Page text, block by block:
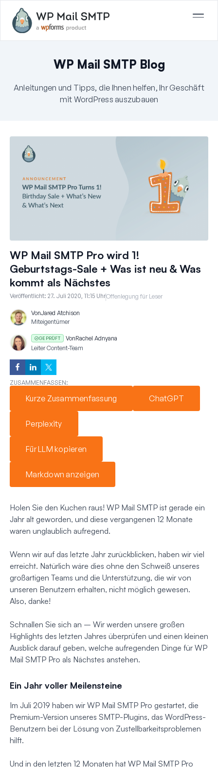
WP Mail SMTP Blog
Anleitungen und Tipps, die Ihnen helfen, Ihr Geschäft
mit WordPress auszubauen
WP Mail SMTP Pro wird 1!
Geburtstags-Sale + Was ist neu & Was
kommt als Nächstes
Veröffentlicht: 27. Juli 2020, 11:15 UhrOffenlegung für Leser
VonJared Atchison
Miteigentümer
GEPRÜFT VonRachel Adnyana
Leiter Content-Team
ZUSAMMENFASSEN:
Kurze Zusammenfassung ChatGPT
Perplexity
Für LLM kopieren
Markdown anzeigen
Holen Sie den Kuchen raus! WP Mail SMTP ist gerade ein
Jahr alt geworden, und diese vergangenen 12 Monate
waren unglaublich aufregend.
Wenn wir auf das letzte Jahr zurückblicken, haben wir viel
erreicht. Natürlich wäre dies ohne den Schweiß unseres
großartigen Teams und die Unterstützung, die wir von
unseren Benutzern erhalten, nicht möglich gewesen.
Also, danke!
Schnallen Sie sich an – Wir werden unsere großen
Highlights des letzten Jahres überprüfen und einen kleinen
Ausblick darauf geben, welche aufregenden Dinge für WP
Mail SMTP Pro als Nächstes anstehen.
Ein Jahr voller Meilensteine
Im Juli 2019 haben wir WP Mail SMTP Pro gestartet, die
Premium-Version unseres SMTP-Plugins, das WordPress-
Benutzern bei der Lösung von Zustellbarkeitsproblemen
hilft.
Und in den letzten 12 Monaten hat WP Mail SMTP Pro